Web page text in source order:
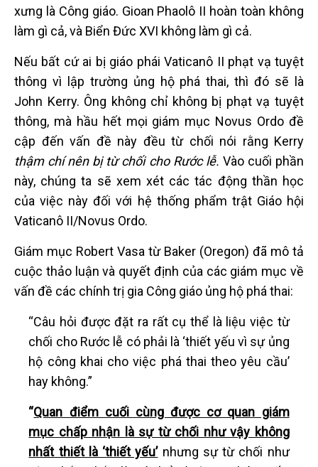
xưng là Công giáo. Gioan Phaolô II hoàn toàn không
làm gì cả, và Biển Đức XVI không làm gì cả.
Nếu bất cứ ai bị giáo phái Vaticanô II phạt vạ tuyệt
thông vì lập trường ủng hộ phá thai, thì đó sẽ là
John Kerry. Ông không chỉ không bị phạt vạ tuyệt
thông, mà hầu hết mọi giám mục Novus Ordo đề
cập đến vấn đề này đều từ chối nói rằng Kerry
thậm chí nên bị từ chối cho Rước lễ. Vào cuối phần
này, chúng ta sẽ xem xét các tác động thần học
của việc này đối với hệ thống phẩm trật Giáo hội
Vaticanô II/Novus Ordo.
Giám mục Robert Vasa từ Baker (Oregon) đã mô tả
cuộc thảo luận và quyết định của các giám mục về
vấn đề các chính trị gia Công giáo ủng hộ phá thai:
“Câu hỏi được đặt ra rất cụ thể là liệu việc từ
chối cho Rước lễ có phải là ‘thiết yếu vì sự ủng
hộ công khai cho việc phá thai theo yêu cầu’
hay không.”
“Quan điểm cuối cùng được cơ quan giám
mục chấp nhận là sự từ chối như vậy không
nhất thiết là ‘thiết yếu’nhưng sự từ chối như